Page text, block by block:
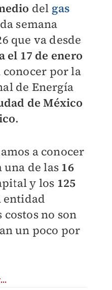
del gas
semana
que va desde
el 17 de enero
conocer por la
de Energía
de México
.
a conocer
una de las 16
y los 125
entidad
no son
un poco por